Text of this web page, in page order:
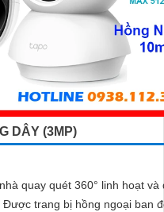
DÂY (3MP)
quay quét 360° linh hoạt và